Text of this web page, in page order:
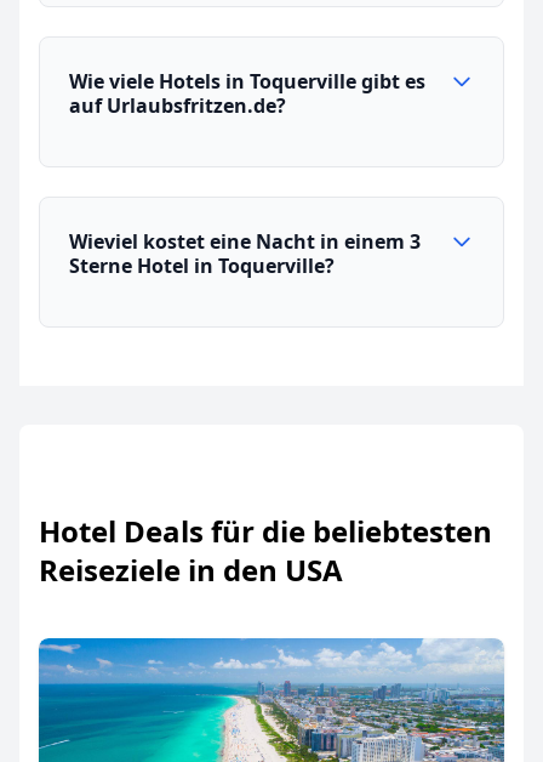
Wie viele Hotels in Toquerville gibt es
auf Urlaubsfritzen.de?
Wieviel kostet eine Nacht in einem 3
Sterne Hotel in Toquerville?
Hotel Deals für die beliebtesten
Reiseziele in den USA